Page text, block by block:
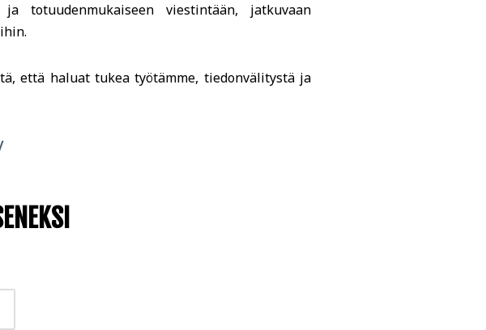
totuudenmukaiseen viestintään, jatkuvaan
että haluat tukea työtämme, tiedonvälitystä ja